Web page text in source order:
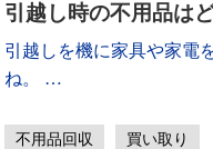
引越し時の不用品は
引越しを機に家具や家電
ね。 …
不用品回収 買い取り